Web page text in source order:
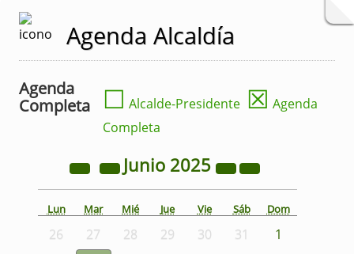
Agenda Alcaldía
Agenda
Completa
☐ Alcalde-Presidente ☒ Agenda
Completa
Junio 2025
Lun Mar Mié Jue Vie Sáb Dom
26 27 28 29 30 31
1